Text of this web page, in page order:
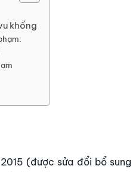
khống
(được sửa đổi bổ sung